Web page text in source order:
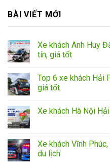
BÀI VIẾT MỚI
Xe khách Anh Huy
tín, giá tốt
Top 6 xe khách Hải
giá tốt
Xe khách Hà Nội
Xe khách Vĩnh
du lịch